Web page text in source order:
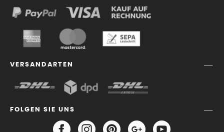
VERSANDARTEN
FOLGEN SIE UNS